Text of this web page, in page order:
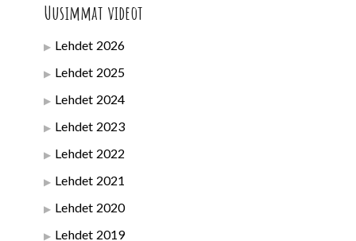
Uusimmat videot
Lehdet 2026
Lehdet 2025
Lehdet 2024
Lehdet 2023
Lehdet 2022
Lehdet 2021
Lehdet 2020
Lehdet 2019